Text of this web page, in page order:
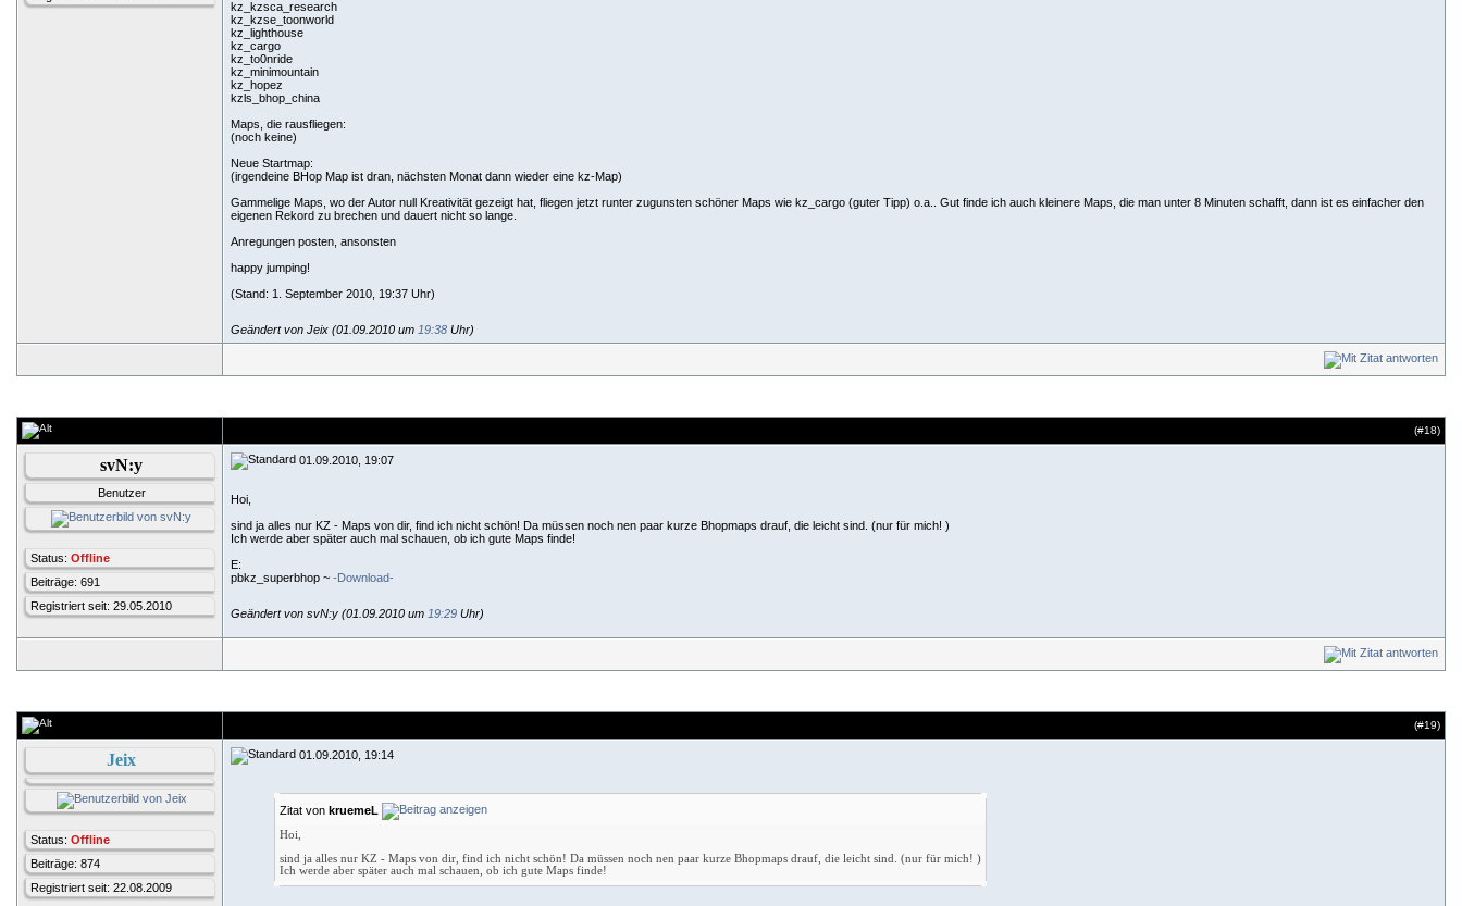
kz_kzsca_research
kz_kzse_toonworld
kz_lighthouse
kz_cargo
kz_to0nride
kz_minimountain
kz_hopez
kzls_bhop_china
Maps, die rausfliegen:
(noch keine)
Neue Startmap:
(irgendeine BHop Map ist dran, nächsten Monat dann wieder eine kz-Map)
Gammelige Maps, wo der Autor null Kreativität gezeigt hat, fliegen jetzt runter zugunsten schöner Maps wie kz_cargo (guter Tipp) o.a.. Gut finde ich auch kleinere Maps, die man unter 8 Minuten schafft, dann ist es einfacher den
eigenen Rekord zu brechen und dauert nicht so lange.
Anregungen posten, ansonsten
happy jumping!
(Stand: 1. September 2010, 19:37 Uhr)
Geändert von Jeix (01.09.2010 um 19:38 Uhr)
(#18)
svN:y
Benutzer
Status: Offline
Beiträge: 691
Registriert seit: 29.05.2010
01.09.2010, 19:07
Hoi,
sind ja alles nur KZ - Maps von dir, find ich nicht schön! Da müssen noch nen paar kurze Bhopmaps drauf, die leicht sind. (nur für mich! )
Ich werde aber später auch mal schauen, ob ich gute Maps finde!
E:
pbkz_superbhop ~ -Download-
Geändert von svN:y (01.09.2010 um 19:29 Uhr)
(#19)
Jeix
Status: Offline
Beiträge: 874
Registriert seit: 22.08.2009
01.09.2010, 19:14
Zitat von kruemeL
Hoi,
sind ja alles nur KZ - Maps von dir, find ich nicht schön! Da müssen noch nen paar kurze Bhopmaps drauf, die leicht sind. (nur für mich! )
Ich werde aber später auch mal schauen, ob ich gute Maps finde!